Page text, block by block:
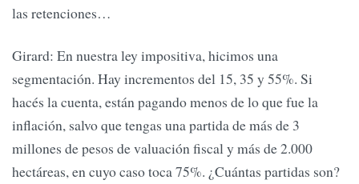
las retenciones…
Girard: En nuestra ley impositiva, hicimos una
segmentación. Hay incrementos del 15, 35 y 55%. Si
hacés la cuenta, están pagando menos de lo que fue la
inflación, salvo que tengas una partida de más de 3
millones de pesos de valuación fiscal y más de 2.000
hectáreas, en cuyo caso toca 75%. ¿Cuántas partidas son?